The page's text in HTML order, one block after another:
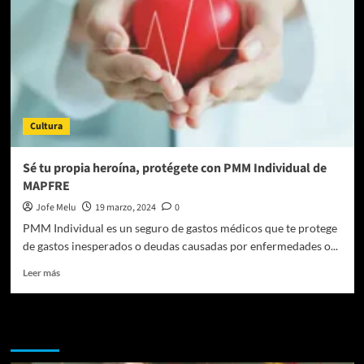
Cultura
Sé tu propia heroína, protégete con PMM Individual de
MAPFRE
Jofe Melu 19 marzo, 2024
0
PMM Individual es un seguro de gastos médicos que te protege
de gastos inesperados o deudas causadas por enfermedades o...
Leer másLeer
propia